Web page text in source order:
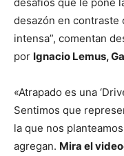
desazón en contraste
intensa”, comentan
por Ignacio Lemus,
«Atrapado es una
Sentimos que
la que nos
agregan. Mira el